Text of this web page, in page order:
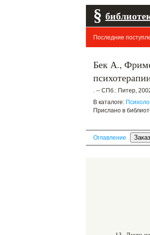
§
Последние
Бек А.,
. -- СПб.: Питер,
В каталоге:
Прислано в
Оглавление